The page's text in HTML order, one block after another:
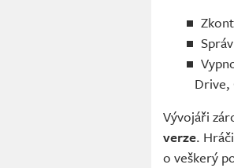
Drive,
Vývojáři
verze.
o veškerý